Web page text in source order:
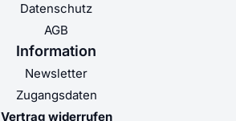
Datenschutz
AGB
Information
Newsletter
Zugangsdaten
Vertrag widerrufen